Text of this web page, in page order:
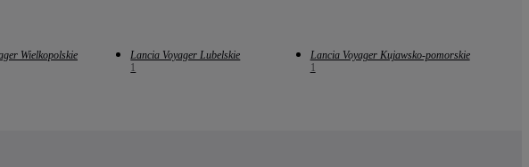
Wielkopolskie
Lancia Voyager Lubelskie
1
Lancia Voyager Kujawsko-pomorskie
1